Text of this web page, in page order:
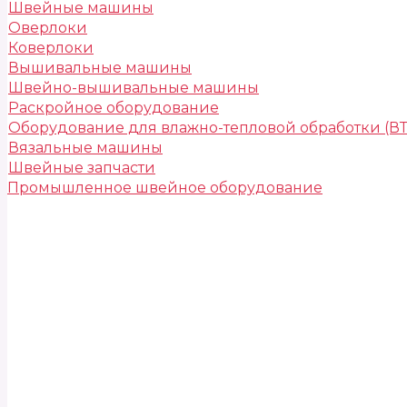
Швейные машины
Оверлоки
Коверлоки
Вышивальные машины
Швейно-вышивальные машины
Раскройное оборудование
Оборудование для влажно-тепловой обработки
Вязальные машины
Швейные запчасти
Промышленное швейное оборудование